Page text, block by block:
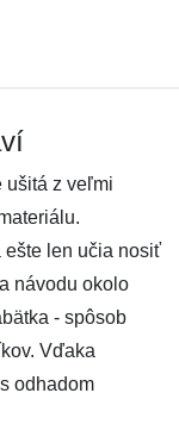
ušitá z veľmi
ešte len učia nosiť
návodu okolo
- spôsob
Vďaka
odhadom